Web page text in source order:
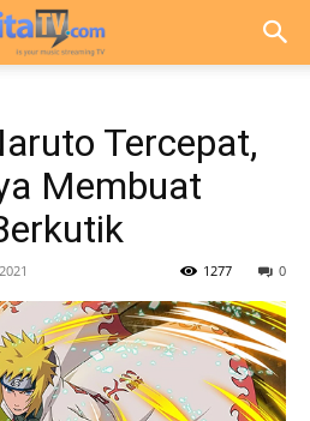
Tercepat,
Membuat
0
1277